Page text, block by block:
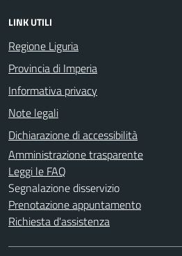
LINK UTILI
Regione Liguria
Provincia di Imperia
Informativa privacy
Note legali
Dichiarazione di accessibilità
Amministrazione trasparente
Leggi le FAQ
Segnalazione disservizio
Prenotazione appuntamento
Richiesta d'assistenza